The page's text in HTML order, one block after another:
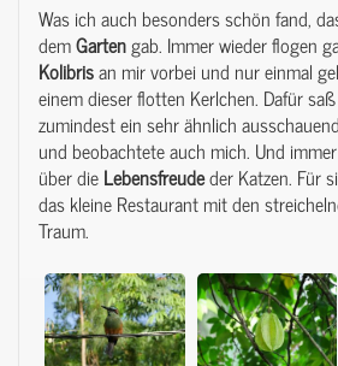
Was ich auch besonders schön fand,
demGartengab. Immer wieder flogen
Kolibrisan mir vorbei und nur einmal
einem dieser flotten Kerlchen. Dafür
zumindest ein sehr ähnlich
und beobachtete auch mich. Und
über dieLebensfreudeder Katzen. Für
das kleine Restaurant mit den
Traum.